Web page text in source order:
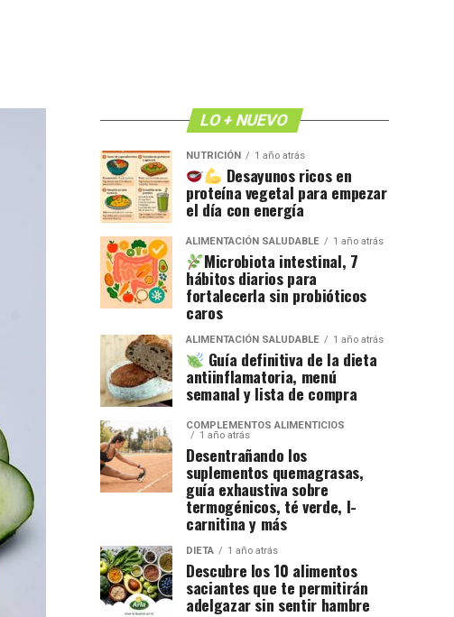
LO + NUEVO
NUTRICIÓN 1 año atrás
Desayunos ricos en
proteína vegetal para empezar
el día con energía
ALIMENTACIÓN SALUDABLE 1 año atrás
Microbiota intestinal, 7
hábitos diarios para
fortalecerla sin probióticos
caros
ALIMENTACIÓN SALUDABLE 1 año atrás
Guía definitiva de la dieta
antiinflamatoria, menú
semanal y lista de compra
COMPLEMENTOS ALIMENTICIOS
1 año atrás
Desentrañando los
suplementos quemagrasas,
guía exhaustiva sobre
termogénicos, té verde, l-
carnitina y más
DIETA 1 año atrás
Descubre los 10 alimentos
saciantes que te permitirán
adelgazar sin sentir hambre